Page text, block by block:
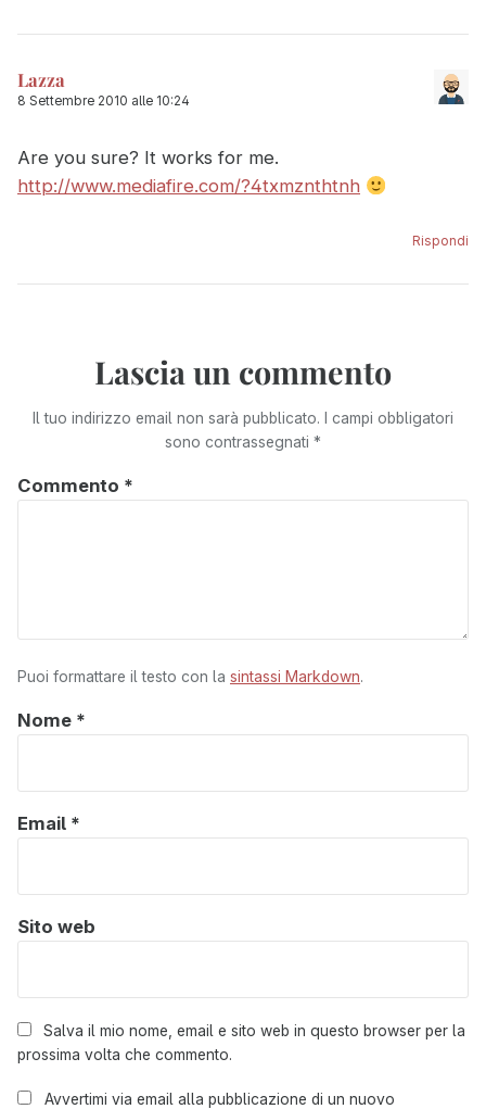
Lazza
8 Settembre 2010 alle 10:24
Are you sure? It works for me.
http://www.mediafire.com/?4txmznthtnh
Rispondi
Lascia un commento
Il tuo indirizzo email non sarà pubblicato.
I campi obbligatori
sono contrassegnati *
Commento *
Puoi formattare il testo con la sintassi Markdown.
Nome *
Email *
Sito web
Salva il mio nome, email e sito web in questo browser per la
prossima volta che commento.
Avvertimi via email alla pubblicazione di un nuovo